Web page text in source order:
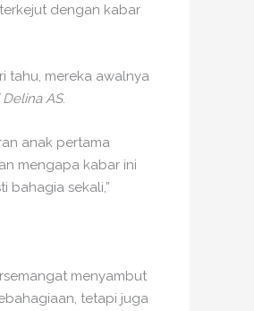
dengan kabar
tahu, mereka awalnya
Delina AS.
anak pertama
mengapa kabar ini
bahagia sekali,”
menyambut
tetapi juga